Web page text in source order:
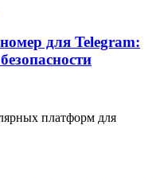
для Telegram:
платформ для